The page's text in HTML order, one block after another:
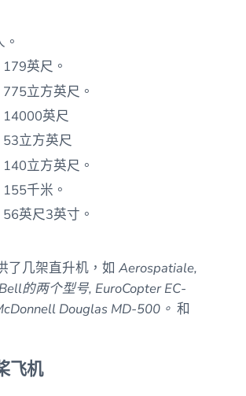
英尺。
立方英尺。
英尺
立方英尺
立方英尺。
千米。
英尺3英寸。
了几架直升机，如 Aerospatiale,
的两个型号, EuroCopter EC-
Douglas MD-500。 和
飞机